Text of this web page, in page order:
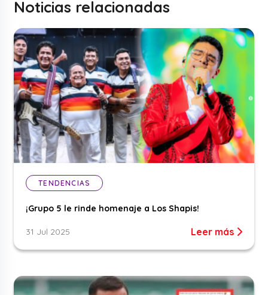
Noticias relacionadas
TENDENCIAS
¡Grupo 5 le rinde homenaje a Los Shapis!
31 Jul 2025 Leer más